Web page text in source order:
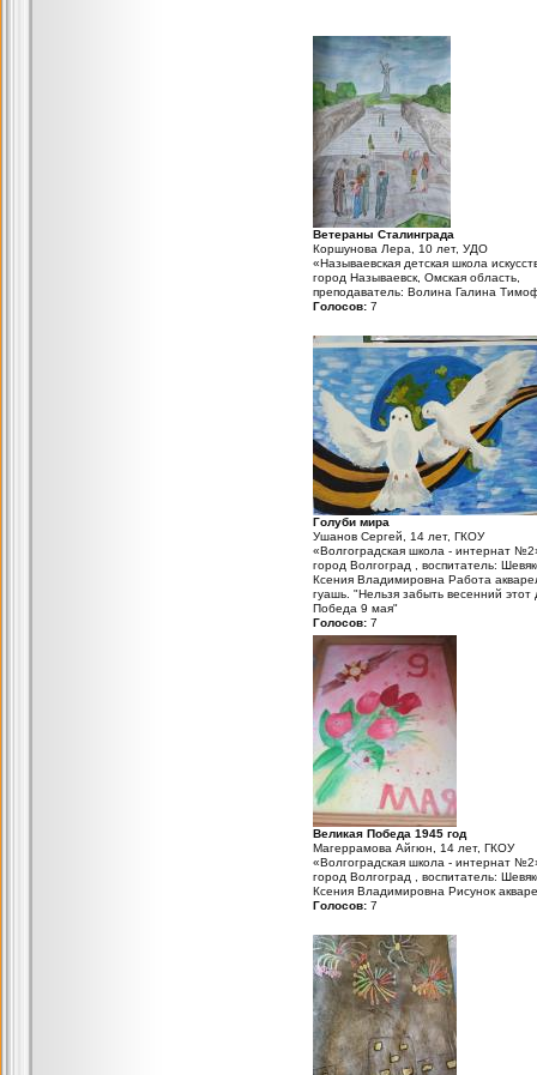
Ветераны Сталинграда
Коршунова Лера, 10 лет, УДО
«Называевская детская школа
город Называевск, Омская область,
преподаватель: Волина Галина
Голосов: 7
Голуби мира
Ушанов Сергей, 14 лет, ГКОУ
«Волгоградская школа - интернат
город Волгоград , воспитатель:
Ксения Владимировна Работа
гуашь. "Нельзя забыть весенний этот
Победа 9 мая"
Голосов: 7
Великая Победа 1945 год
Магеррамова Айгюн, 14 лет, ГКОУ
«Волгоградская школа - интернат
город Волгоград , воспитатель:
Ксения Владимировна Рисунок
Голосов: 7